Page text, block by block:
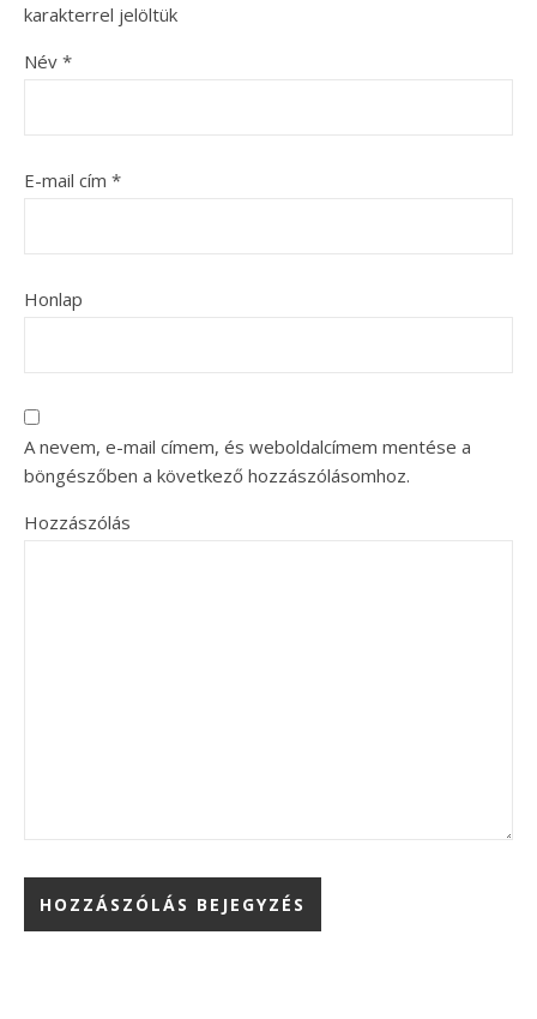
karakterrel jelöltük
Név *
E-mail cím *
Honlap
A nevem, e-mail címem, és weboldalcímem mentése a
böngészőben a következő hozzászólásomhoz.
Hozzászólás